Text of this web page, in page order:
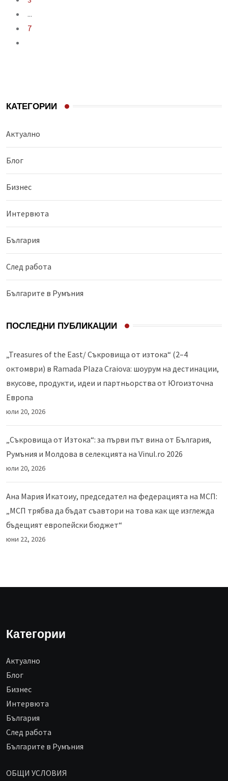
...
7
КАТЕГОРИИ
Aктуално
Блог
Бизнес
Интервюта
България
След работа
Българите в Румъния
ПОСЛЕДНИ ПУБЛИКАЦИИ
„Treasures of the East/ Съкровища от изтока“ (2–4
октомври) в Ramada Plaza Craiova: шоурум на дестинации,
вкусове, продукти, идеи и партньорства от Югоизточна
Европа
юли 20, 2026
„Съкровища от Изтока“: за първи път вина от България,
Румъния и Молдова в селекцията на Vinul.ro 2026
юли 20, 2026
Ана Мария Икатоиу, председател на федерацията на МСП:
„МСП трябва да бъдат съавтори на това как ще изглежда
бъдещият европейски бюджет“
юни 22, 2026
Категории
Aктуално
Блог
Бизнес
Интервюта
България
След работа
Българите в Румъния
ОБЩИ УСЛОВИЯ